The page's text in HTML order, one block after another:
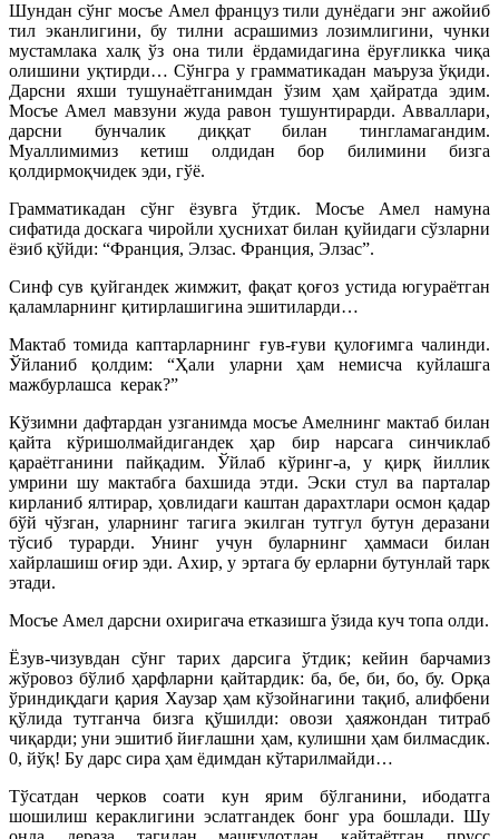
Шундан сўнг мосъе Амел француз тили дунёдаги энг ажойиб
тил эканлигини, бу тилни асрашимиз лозимлигини, чунки
мустамлака халқ ўз она тили ёрдамидагина ёруғликка чиқа
олишини уқтирди… Сўнгра у грамматикадан маъруза ўқиди.
Дарсни яхши тушунаётганимдан ўзим ҳам ҳайратда эдим.
Мосъе Амел мавзуни жуда равон тушунтирарди. Авваллари,
дарсни бунчалик диққат билан тингламагандим.
Муаллимимиз кетиш олдидан бор билимини бизга
қолдирмоқчидек эди, гўё.
Грамматикадан сўнг ёзувга ўтдик. Мосъе Амел намуна
сифатида доскага чиройли ҳуснихат билан қуйидаги сўзларни
ёзиб қўйди: “Франция, Элзас. Франция, Элзас”.
Синф сув қуйгандек жимжит, фақат қоғоз устида югураётган
қаламларнинг қитирлашигина эшитиларди…
Мактаб томида каптарларнинг ғув-ғуви қулоғимга чалинди.
Ўйланиб қолдим: “Ҳали уларни ҳам немисча куйлашга
мажбурлашса керак?”
Кўзимни дафтардан узганимда мосъе Амелнинг мактаб билан
қайта кўришолмайдигандек ҳар бир нарсага синчиклаб
қараётганини пайқадим. Ўйлаб кўринг-а, у қирқ йиллик
умрини шу мактабга бахшида этди. Эски стул ва парталар
кирланиб ялтирар, ҳовлидаги каштан дарахтлари осмон қадар
бўй чўзган, уларнинг тагига экилган тутгул бутун деразани
тўсиб турарди. Унинг учун буларнинг ҳаммаси билан
хайрлашиш оғир эди. Ахир, у эртага бу ерларни бутунлай тарк
этади.
Мосъе Амел дарсни охиригача етказишга ўзида куч топа олди.
Ёзув-чизувдан сўнг тарих дарсига ўтдик; кейин барчамиз
жўровоз бўлиб ҳарфларни қайтардик: ба, бе, би, бо, бу. Орқа
ўриндиқдаги қария Хаузар ҳам кўзойнагини тақиб, алифбени
қўлида тутганча бизга қўшилди: овози ҳаяжондан титраб
чиқарди; уни эшитиб йиғлашни ҳам, кулишни ҳам билмасдик.
0, йўқ! Бу дарс сира ҳам ёдимдан кўтарилмайди…
Тўсатдан черков соати кун ярим бўлганини, ибодатга
шошилиш кераклигини эслатгандек бонг ура бошлади. Шу